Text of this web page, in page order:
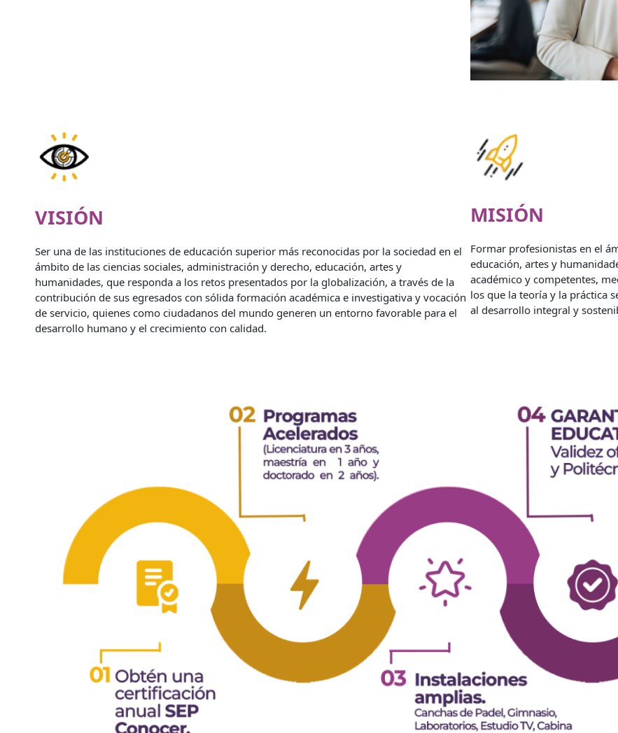
VISIÓN
Ser una de las instituciones de educación superior más reconocidas por la sociedad en el
ámbito de las ciencias sociales, administración y derecho, educación, artes y
humanidades, que responda a los retos presentados por la globalización, a través de la
contribución de sus egresados con sólida formación académica e investigativa y vocación
de servicio, quienes como ciudadanos del mundo generen un entorno favorable para el
desarrollo humano y el crecimiento con calidad.
MISIÓN
Formar profesionistas en el
educación, artes y
académico y competentes,
los que la teoría y la práctica
al desarrollo integral y